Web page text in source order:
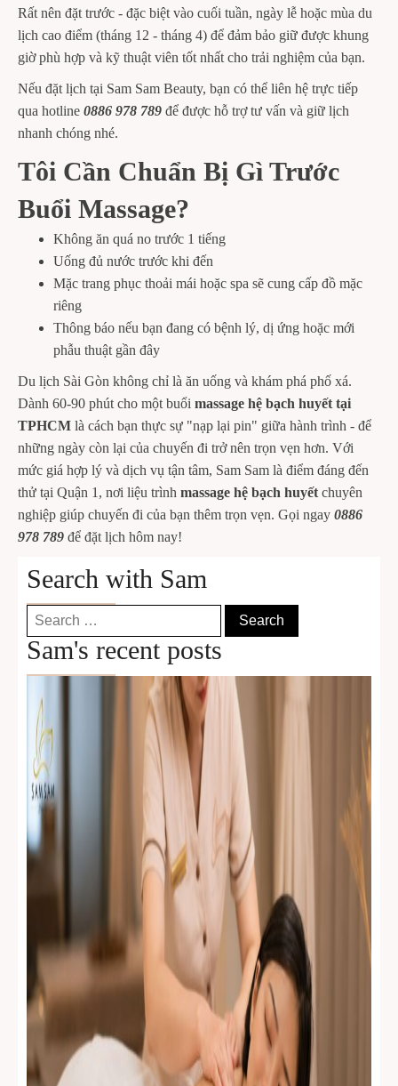
Rất nên đặt trước - đặc biệt vào cuối tuần, ngày lễ hoặc mùa du
lịch cao điểm (tháng 12 - tháng 4) để đảm bảo giữ được khung
giờ phù hợp và kỹ thuật viên tốt nhất cho trải nghiệm của bạn.
Nếu đặt lịch tại Sam Sam Beauty, bạn có thể liên hệ trực tiếp
qua hotline 0886 978 789 để được hỗ trợ tư vấn và giữ lịch
nhanh chóng nhé.
Tôi Cần Chuẩn Bị Gì Trước
Buổi Massage?
Không ăn quá no trước 1 tiếng
Uống đủ nước trước khi đến
Mặc trang phục thoải mái hoặc spa sẽ cung cấp đồ mặc
riêng
Thông báo nếu bạn đang có bệnh lý, dị ứng hoặc mới
phẫu thuật gần đây
Du lịch Sài Gòn không chỉ là ăn uống và khám phá phố xá.
Dành 60-90 phút cho một buổi massage hệ bạch huyết tại
TPHCM là cách bạn thực sự "nạp lại pin" giữa hành trình - để
những ngày còn lại của chuyến đi trở nên trọn vẹn hơn. Với
mức giá hợp lý và dịch vụ tận tâm, Sam Sam là điểm đáng đến
thử tại Quận 1, nơi liệu trình massage hệ bạch huyết chuyên
nghiệp giúp chuyến đi của bạn thêm trọn vẹn. Gọi ngay 0886
978 789 để đặt lịch hôm nay!
Search with Sam
Search
for:
Sam's recent posts